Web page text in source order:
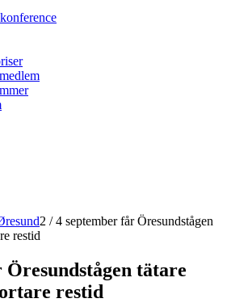
2 / 4 september får Öresundstågen
restid
tätare
restid